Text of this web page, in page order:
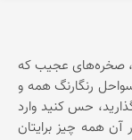
صخره‌های عجیب که
رنگارنگ همه و
حس کنید وارد
آن همه چیز برایتان